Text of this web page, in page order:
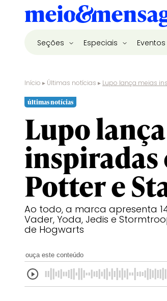
Seções Especiais Eventos
Início ▸ Últimas notícias ▸ Lupo lança meias
últimas notícias
Lupo
Potter e
Ao todo, a marca apresenta
Vader, Yoda, Jedis e
de Hogwarts
ouça este conteúdo